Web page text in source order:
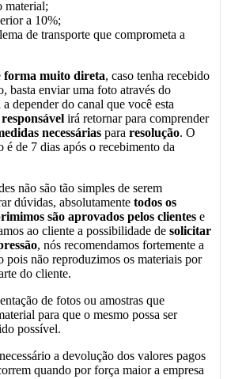
material;
a 10%;
de transporte que comprometa a
forma muito direta, caso tenha recebido
basta enviar uma foto através do
depender do canal que você esta
irá retornar para comprender
necessárias para resolução. O
é de 7 dias após o recebimento da
não são tão simples de serem
dúvidas, absolutamente todos os
são aprovados pelos clientes e
ao cliente a possibilidade de solicitar
, nós recomendamos fortemente a
pois não reproduzimos os materiais por
do cliente.
de fotos ou amostras que
para que o mesmo possa ser
possível.
a devolução dos valores pagos
quando por força maior a empresa